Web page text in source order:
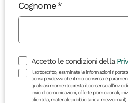
Cognome
Accetto le condizioni della
Il sottoscritto, esaminate le informazioni
consapevolezza che il mio consenso è
qualsiasi momento presta il consenso all’invio
invio di comunicazioni, offerte promozionali,
clientela, materiale pubblicitario a mezzo mail)